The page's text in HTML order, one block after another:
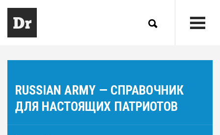
RUSSIAN ARMY — СПРАВОЧНИК
ДЛЯ НАСТОЯЩИХ ПАТРИОТОВ